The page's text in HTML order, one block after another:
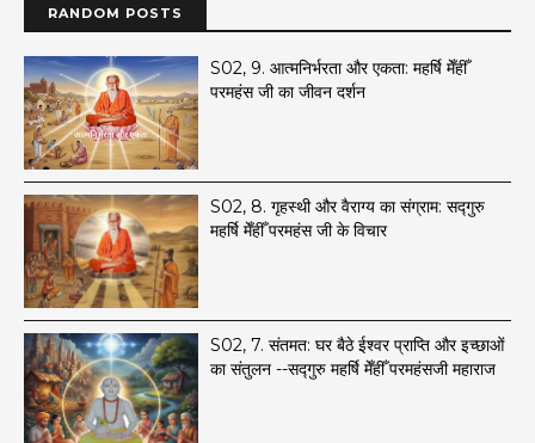
RANDOM POSTS
S02, 9. आत्मनिर्भरता और एकता: महर्षि मेँहीँ
परमहंस जी का जीवन दर्शन
S02, 8. ​गृहस्थी और वैराग्य का संग्राम: सद्गुरु
महर्षि मेँहीँ परमहंस जी के विचार
S02, 7. ​संतमत: घर बैठे ईश्वर प्राप्ति और इच्छाओं
का संतुलन --सद्गुरु महर्षि मेँहीँ परमहंसजी महाराज